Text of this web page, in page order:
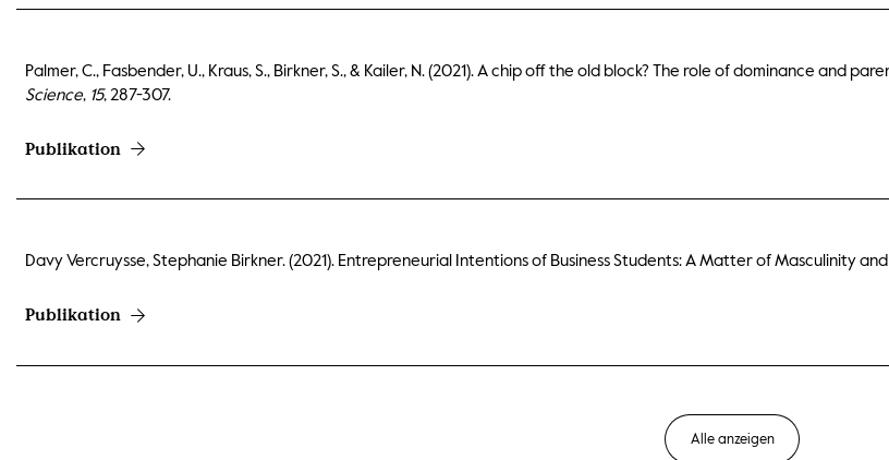
Palmer, C., Fasbender, U., Kraus, S., Birkner, S., & Kailer, N. (2021). A chip off the old block? The role of dominance and
Science, 15, 287-307.
Publikation
Davy Vercruysse, Stephanie Birkner. (2021). Entrepreneurial Intentions of Business Students: A Matter of Masculinity
Publikation
Alle anzeigen